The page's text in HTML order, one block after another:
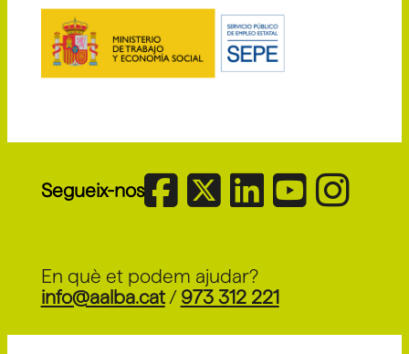
Segueix-nos
En què et podem ajudar?
info@aalba.cat/ 973 312 221